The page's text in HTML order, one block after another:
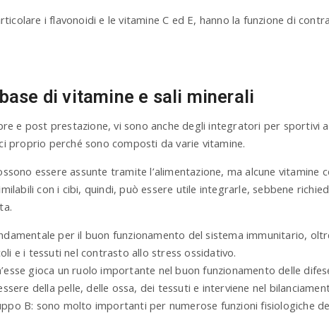
i flavonoidi e le vitamine C ed E, hanno la funzione di
di vitamine e sali minerali
e post prestazione, vi sono anche degli integratori per sportivi
proprio perché sono composti da varie vitamine.
essere assunte tramite l’alimentazione, ma alcune vitamine
con i cibi, quindi, può essere utile integrarle, sebbene
per il buon funzionamento del sistema immunitario,
e i tessuti nel contrasto allo stress ossidativo.
gioca un ruolo importante nel buon funzionamento delle
della pelle, delle ossa, dei tessuti e interviene nel
B: sono molto importanti per numerose funzioni fisiologiche